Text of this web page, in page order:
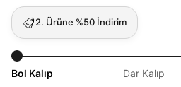
2. Ürüne %50 İndirim
Bol Kalıp Dar Kalıp
Giriş Yap